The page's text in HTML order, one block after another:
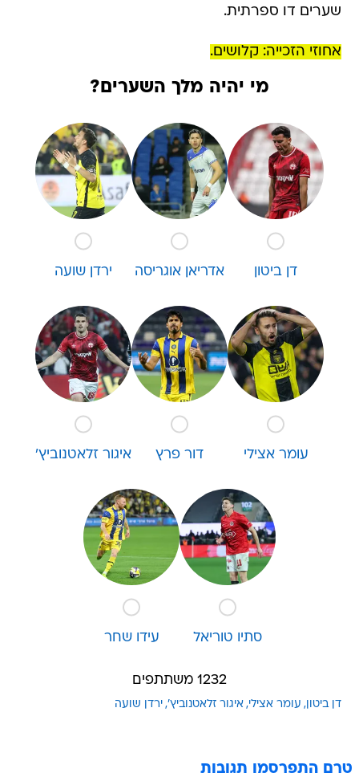
שערים דו ספרתית.
אחוזי הזכייה: קלושים.
מי יהיה מלך השערים?
דן ביטון אדריאן אוגריסה ירדן שועה
עומר אצילי דור פרץ איגור זלאטנוביץ'
סתיו טוריאל עידו שחר
1232 משתתפים
דן ביטון עומר אצילי איגור זלאטנוביץ' ירדן שועה
טרם התפרסמו תגובות